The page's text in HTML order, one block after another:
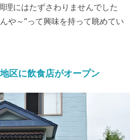
理にはたずさわりませんでした
や～”って興味を持って眺めてい
区に飲食店がオープン